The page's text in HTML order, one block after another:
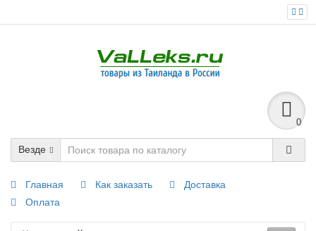
0
Везде
Главная Как заказать
Доставка
Оплата